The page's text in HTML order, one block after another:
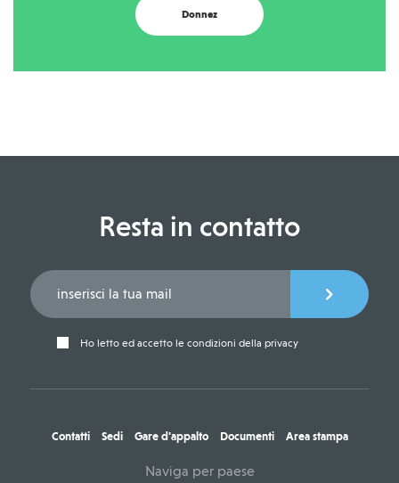
Donnez
Resta in contatto
Ho letto ed accetto le condizioni della privacy
Contatti Sedi Gare d'appalto Documenti Area stampa
Naviga per paese